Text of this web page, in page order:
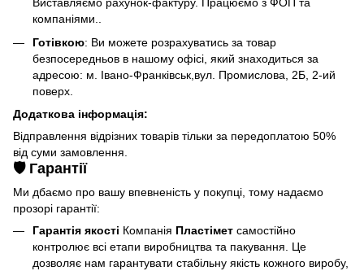
Виставляємо рахунок-фактуру. Працюємо з ФОП та
компаніями..
Готівкою: Ви можете розрахуватись за товар
безпосередньов в нашому офісі, який знаходиться за
адресою: м. Івано-Франківськ,вул. Промислова, 2Б, 2-ий
поверх.
Додаткова інформація:
Відправлення відрізних товарів тільки за передоплатою 50%
від суми замовлення.
🛡️ Гарантії
Ми дбаємо про вашу впевненість у покупці, тому надаємо
прозорі гарантії:
Гарантія якості Компанія Пластімет самостійно
контролює всі етапи виробництва та пакування. Це
дозволяє нам гарантувати стабільну якість кожного виробу,